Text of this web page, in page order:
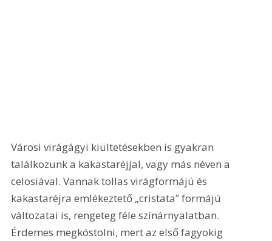
Városi virágágyi kiültetésekben is gyakran
találkozunk a kakastaréjjal, vagy más néven a
celosiával. Vannak tollas virágformájú és
kakastaréjra emlékeztető „cristata” formájú
változatai is, rengeteg féle színárnyalatban.
Érdemes megkóstolni, mert az első fagyokig